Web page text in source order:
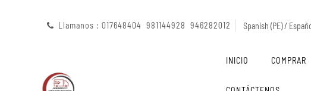
Llamanos : 017648404 981144928 946282012 Spanish (PE) /
INICIO COMPRAR